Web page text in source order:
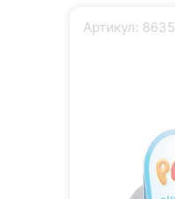
Артикул: 8635